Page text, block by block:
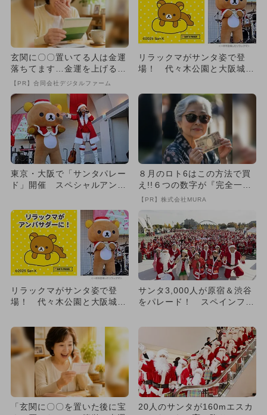
玄関に〇〇置いてる人は金運
落ちてます…金運を上げる方
法とは
【PR】合同会社デジタルファーム
リラックマがサンタ姿で登
場！ 代々木公園と大阪城公
東京・大阪で「サンタパレー
ド」開催 スペシャルアンバ
８月のロト6はこの方法で買
え!!６つの数字が『完全一
致』する方法
【PR】株式会社MURA
リラックマがサンタ姿で登
場！ 代々木公園と大阪城公
サンタ3,000人が原宿＆渋谷
をパレード！ スペインフェ
「玄関に〇〇を置いた後に宝
20人のサンタが160mエスカ